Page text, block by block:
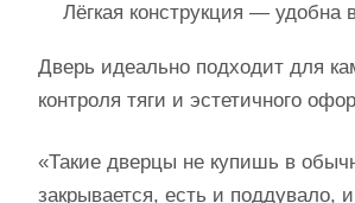
Лёгкая конструкция — удобна
Дверь идеально подходит для
контроля тяги и эстетичного
«Такие дверцы не купишь в
закрывается, есть и поддувало,